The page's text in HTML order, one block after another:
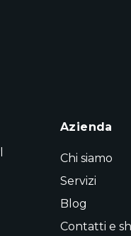
Azienda
Chi siamo
Servizi
Blog
Contatti e